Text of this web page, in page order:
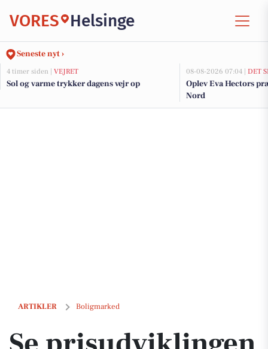
VORES Helsinge
Seneste nyt ›
4 timer siden | VEJRET
Sol og varme trykker dagens vejr op
08-08-2026 07:04 | DET
Oplev Eva Hectors
Nord
ARTIKLER Boligmarked
Se prisudviklingen i for sommerhusene i Gribskov Kommune her